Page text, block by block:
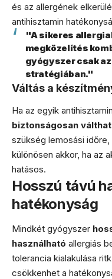
és az allergének
antihisztamin
"A sikeres
megközelítés
gyógyszer csak
stratégiában."
Váltás a
Ha az egyik
biztonságosan válthat
szükség lemosási
különösen akkor, ha az
hatásos.
Hosszú távú
hatékonyság
Mindkét gyógyszer
használható allergiás
tolerancia kialakulása
csökkenhet a